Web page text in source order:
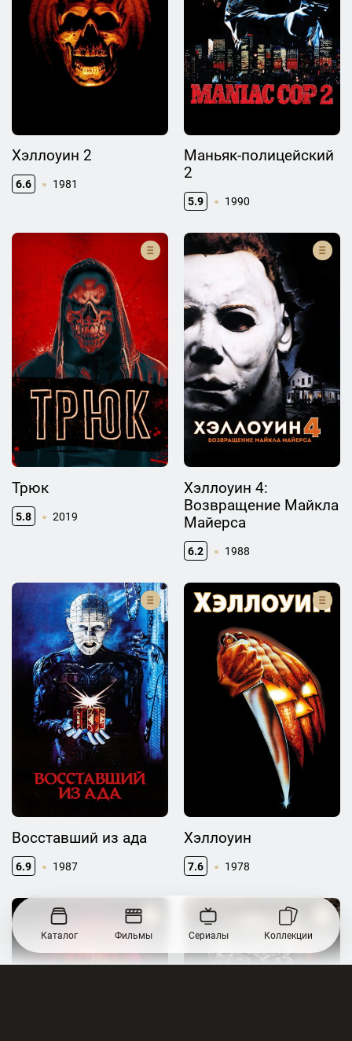
Хэллоуин 2
6.6 1981
Маньяк-полицейский
2
5.9 1990
Трюк
5.8 2019
Хэллоуин 4:
Возвращение Майкла
Майерса
6.2 1988
Восставший из ада
6.9 1987
Хэллоуин
7.6 1978
Каталог Фильмы Сериалы Коллекции